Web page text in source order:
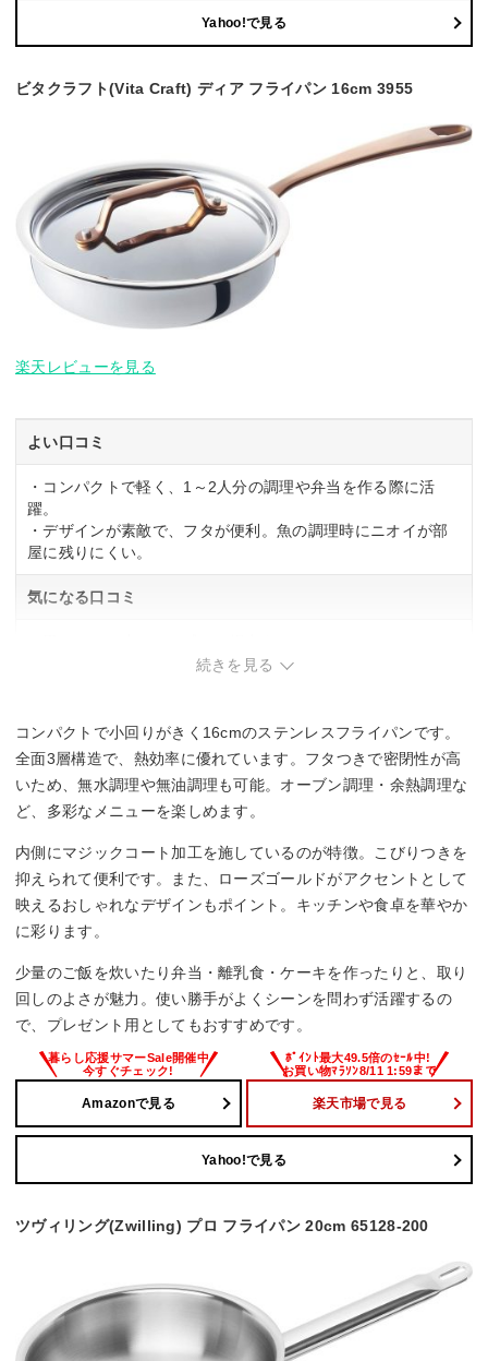
Yahoo!で見る
ビタクラフト(Vita Craft) ディア フライパン 16cm 3955
楽天レビューを見る
よい口コミ
・コンパクトで軽く、1～2人分の調理や弁当を作る際に活
躍。
・デザインが素敵で、フタが便利。魚の調理時にニオイが部
屋に残りにくい。
気になる口コミ
続きを見る
コンパクトで小回りがきく16cmのステンレスフライパンです。
全面3層構造で、熱効率に優れています。フタつきで密閉性が高
いため、無水調理や無油調理も可能。オーブン調理・余熱調理な
ど、多彩なメニューを楽しめます。
内側にマジックコート加工を施しているのが特徴。こびりつきを
抑えられて便利です。また、ローズゴールドがアクセントとして
映えるおしゃれなデザインもポイント。キッチンや食卓を華やか
に彩ります。
少量のご飯を炊いたり弁当・離乳食・ケーキを作ったりと、取り
回しのよさが魅力。使い勝手がよくシーンを問わず活躍するの
で、プレゼント用としてもおすすめです。
Amazonで見る 楽天市場で見る
Yahoo!で見る
ツヴィリング(Zwilling) プロ フライパン 20cm 65128-200